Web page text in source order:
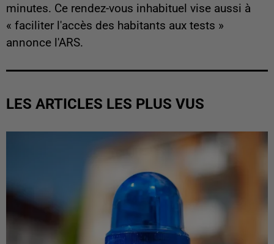
minutes. Ce rendez-vous inhabituel vise aussi à
« faciliter l'accès des habitants aux tests »
annonce l'ARS.
LES ARTICLES LES PLUS VUS